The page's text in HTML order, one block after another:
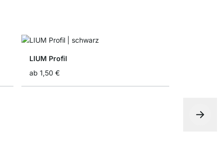
LIUM Profil
ab 1,50 €